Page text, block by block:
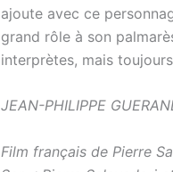
ajoute avec ce
grand rôle à son
interprètes, mais
JEAN-PHILIPPE
Film français de Pierre